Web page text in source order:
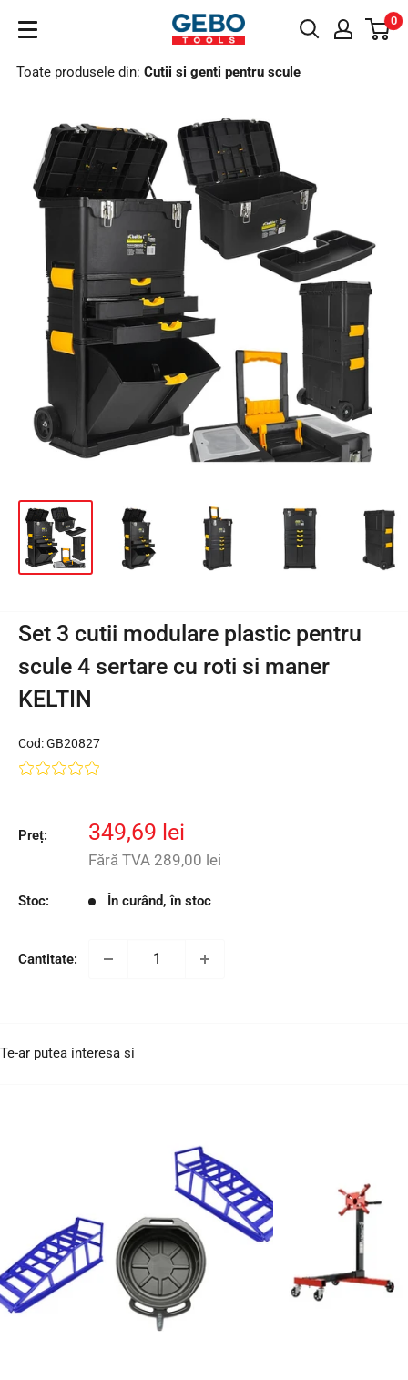
conținut
GeboTools.ro 0
Toate produsele din: Cutii si genti pentru scule
Set 3 cutii modulare plastic pentru
scule 4 sertare cu roti si maner
KELTIN
Cod:GB20827
Preț:
Preț
redus
349,69 lei
Fără TVA 289,00 lei
Stoc: În curând, în stoc
Cantitate:
Te-ar putea interesa si